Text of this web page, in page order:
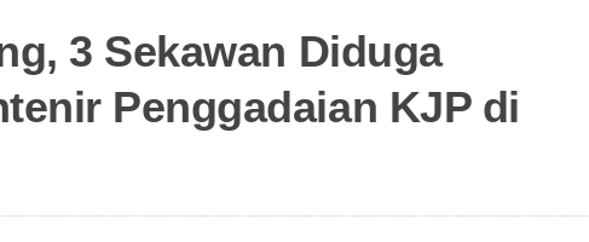
3 Sekawan Diduga
Penggadaian KJP di